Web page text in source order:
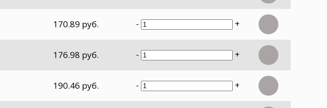
170.89 руб. - +
176.98 руб. - +
190.46 руб. - +